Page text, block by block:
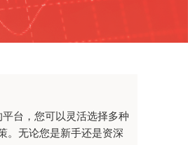
台，您可以灵活选择多种
。无论您是新手还是资深